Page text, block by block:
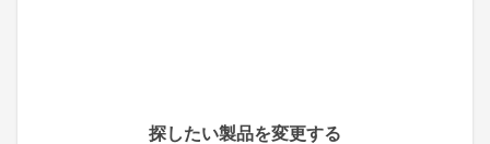
探したい製品を変更する